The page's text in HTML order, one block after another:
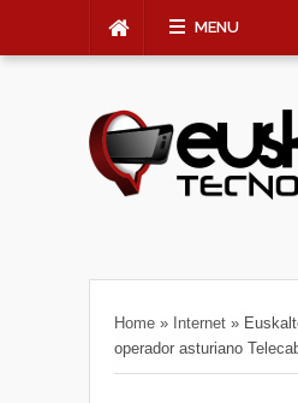
MENU
Home » Internet »
operador asturiano